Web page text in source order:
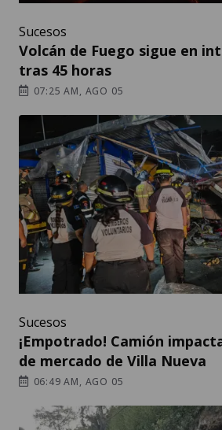
Sucesos
Volcán de Fuego sigue en
tras 45 horas
07:25 AM, AGO 05
Sucesos
¡Empotrado! Camión
de mercado de Villa Nueva
06:49 AM, AGO 05